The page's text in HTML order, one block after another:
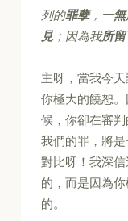
列的罪孽， 一
見 ；因為我所留
主呀，當我今
你極大的饒恕
候，你卻在審
我們的罪，將
對比呀！我深
的，而是因為
的。